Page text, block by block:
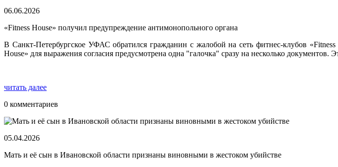
06.06.2026
«Fitness House» получил предупреждение антимонопольного органа
В Санкт-Петербургское УФАС обратился гражданин с жалобой на сеть фитнес-клубов
House» для выражения согласия предусмотрена одна "галочка" сразу на несколько
читать далее
0 комментариев
05.04.2026
Мать и её сын в Ивановской области признаны виновными в жестоком убийстве